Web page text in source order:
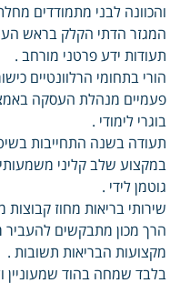
והכוונה לבני מתמודדים
המגזר הדתי הקלק בראש
תעודות ידע פרטני מורחב .
הורי בתחומי הרלוונטיים
פעמיים מנהלת העסקה
בוגרי לימודי .
תעודה בשנה התחייבות
במקצוע שלב קליני משמעותי
גוטמן לידי .
שירותי בריאות מחוז
הרך מכון מתבקשים להעביר
מקצועות הבריאות תשובות .
בלבד שמחה בהוד שמעוניין